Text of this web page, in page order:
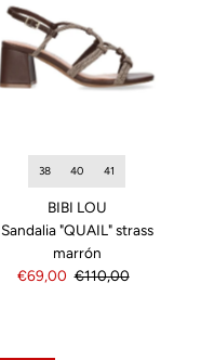
38 40 41
BIBI LOU
Sandalia "QUAIL" strass
marrón
Precio
€69,00 Precio
€110,00